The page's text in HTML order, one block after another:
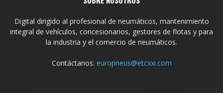
Digital dirigido al profesional de neumáticos, mantenimiento
integral de vehículos, concesionarios, gestores de flotas y para
la industria y el comercio de neumáticos.
Contáctanos: europneus@etcxxi.com